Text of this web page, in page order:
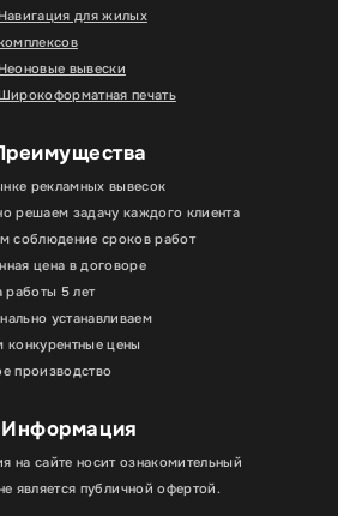
Навигация для жилых
Неоновые вывески
Широкоформатная печать
рекламных вывесок
решаем задачу каждого клиента
соблюдение сроков работ
цена в договоре
работы 5 лет
устанавливаем
конкурентные цены
производство
Информация
на сайте носит ознакомительный
является публичной офертой.